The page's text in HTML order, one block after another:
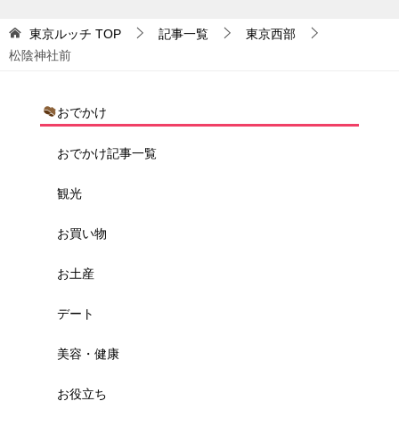
東京ルッチ TOP 記事一覧
東京西部
松陰神社前
おでかけ
おでかけ記事一覧
観光
お買い物
お土産
デート
美容・健康
お役立ち